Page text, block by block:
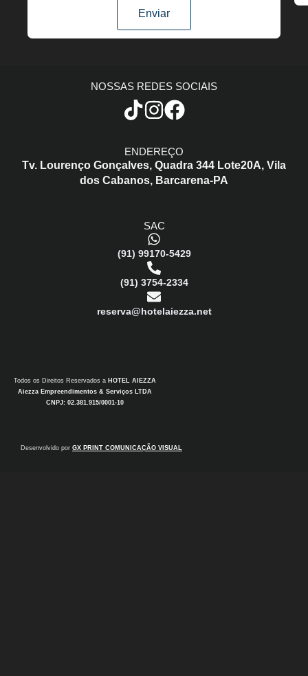
Enviar
SAC
(91) 99170-5429
(91) 3754-2334
reserva@hotelaiezza.net
ENDEREÇO
Tv. Lourenço Gonçalves, Quadra 344 Lote20A, Vila
dos Cabanos, Barcarena-PA
NOSSAS REDES SOCIAIS
Desenvolvido por GX PRINT COMUNICAÇÃO VISUAL
Todos os Direitos Reservados a HOTEL AIEZZA
Aiezza Empreendimentos & Serviços LTDA
CNPJ: 02.381.915/0001-10